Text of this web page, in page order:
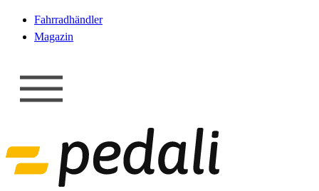
Fahrradhändler
Magazin